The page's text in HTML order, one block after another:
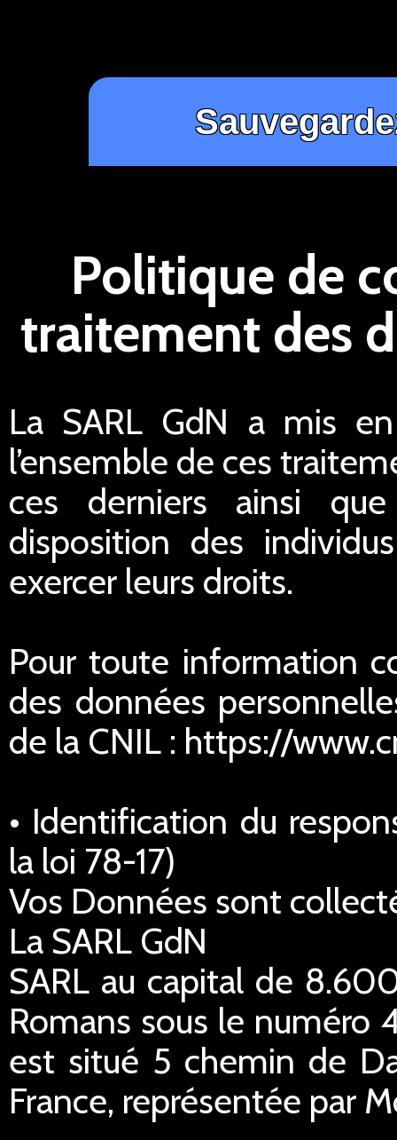
Politique de
traitement des
La SARL GdN a mis
l’ensemble de ces
ces derniers ainsi
disposition des
exercer leurs droits.
Pour toute information
des données
de la CNIL : https://
• Identification du
la loi 78-17)
Vos Données sont
La SARL GdN
SARL au capital de
Romans sous le numéro
est situé 5 chemin de
France, représentée par